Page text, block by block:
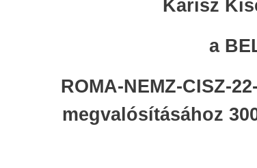
Karisz
a
ROMA-NEMZ-CISZ-
megvalósításához